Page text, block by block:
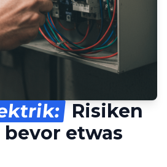
Risiken
etwas